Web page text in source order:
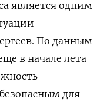
является одним
По данным
в начале лета
для